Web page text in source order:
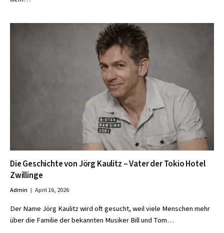
Die Geschichte von Jörg Kaulitz – Vater der Tokio Hotel
Zwillinge
Admin April 16, 2026
Der Name Jörg Kaulitz wird oft gesucht, weil viele Menschen mehr
über die Familie der bekannten Musiker Bill und Tom…